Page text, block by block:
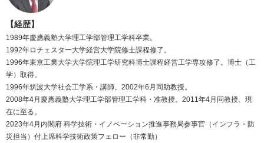
【経歴】
1989年慶應義塾大学理工学部管理工学科卒業。
1992年ロチェスター大学経営大学院修士課程修了。
1996年東京工業大学大学院理工学研究科博士課程経営工学専攻修了。博士（工
学）取得。
1996年筑波大学社会工学系・講師。2002年6月同助教授。
2008年4月慶應義塾大学理工学部管理工学科・准教授。2011年4月同教授、現
在に至る。
2023年4月内閣府 科学技術・イノベーション推進事務局参事官（インフラ・防
災担当）付上席科学技術政策フェロー（非常勤）